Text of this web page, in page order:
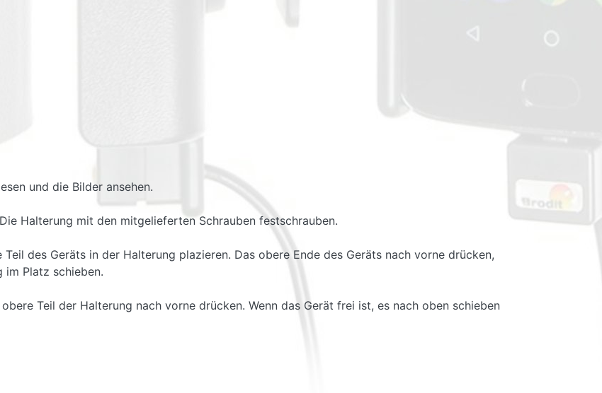
und die Bilder ansehen.
Halterung mit den mitgelieferten Schrauben festschrauben.
des Geräts in der Halterung plazieren. Das obere Ende des Geräts nach vorne drücken,
im Platz schieben.
Teil der Halterung nach vorne drücken. Wenn das Gerät frei ist, es nach oben schieben